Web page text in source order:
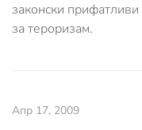
законски
за тероризам.
Апр 17, 2009